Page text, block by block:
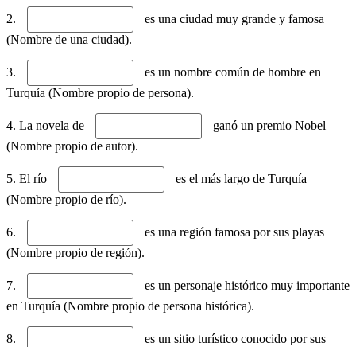
2.
es una ciudad muy grande y famosa
(Nombre de una ciudad).
3.
es un nombre común de hombre en
Turquía (Nombre propio de persona).
4. La novela de
ganó un premio Nobel
(Nombre propio de autor).
5. El río
es el más largo de Turquía
(Nombre propio de río).
6.
es una región famosa por sus playas
(Nombre propio de región).
7.
es un personaje histórico muy importante
en Turquía (Nombre propio de persona histórica).
8.
es un sitio turístico conocido por sus